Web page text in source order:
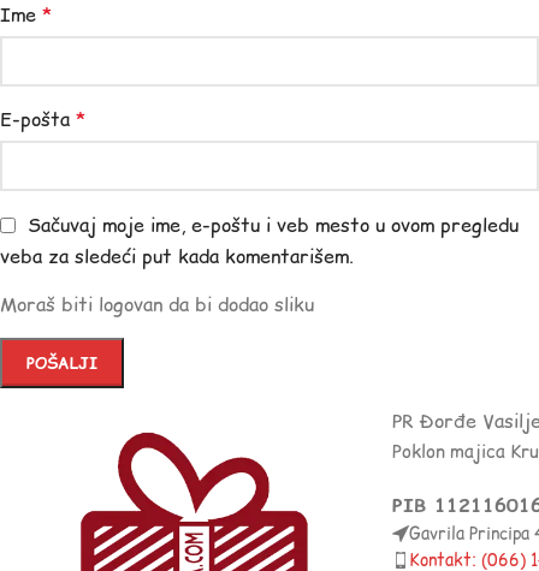
Ime *
E-pošta *
Sačuvaj moje ime, e-poštu i veb mesto u ovom pregledu
veba za sledeći put kada komentarišem.
Moraš biti logovan da bi dodao sliku
PR Đorđe
Poklon majica
PIB
Gavrila Principa
Kontakt: (066)